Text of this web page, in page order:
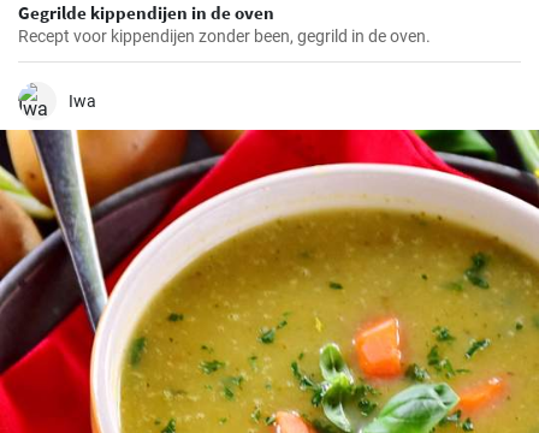
Gegrilde kippendijen in de oven
Recept voor kippendijen zonder been, gegrild in de oven.
Iwa